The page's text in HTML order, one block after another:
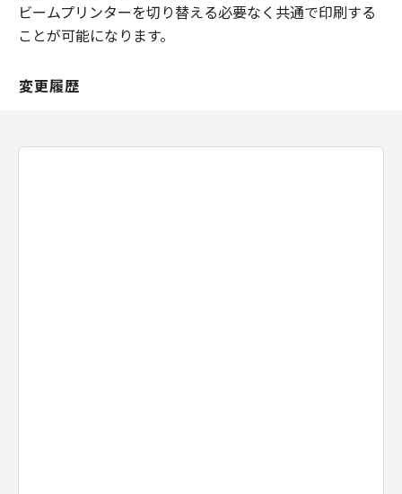
ビームプリンターを切り替える必要なく共通で印刷する
ことが可能になります。
変更履歴